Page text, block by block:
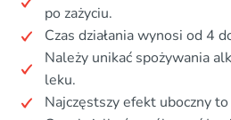
po zażyciu.
Czas działania wynosi od 4
Należy unikać spożywania
leku.
Najczęstszy efekt uboczny to